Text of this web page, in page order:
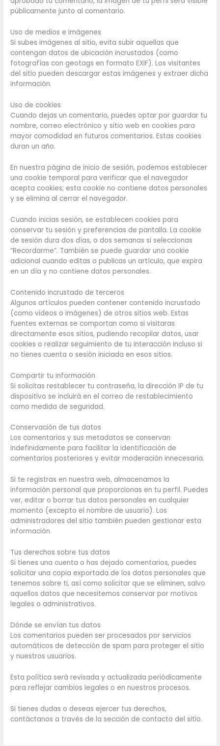
públicamente junto al comentario.
Uso de medios e imágenes
Si subes imágenes al sitio, evita subir aquellas que
contengan datos de ubicación incrustados (como
fotografías con geotags en formato EXIF). Los visitantes
del sitio pueden descargar estas imágenes y extraer dicha
información.
Uso de cookies
Cuando dejas un comentario, puedes optar por guardar tu
nombre, correo electrónico y sitio web en cookies para
mayor comodidad en futuros comentarios. Estas cookies
duran un año.
En nuestra página de inicio de sesión, podemos establecer
una cookie temporal para verificar que el navegador
acepta cookies; esta cookie no contiene datos personales
y se elimina al cerrar el navegador.
Cuando inicias sesión, se establecen cookies para
conservar tu sesión y preferencias de pantalla. La cookie
de sesión dura dos días, o dos semanas si seleccionas
“Recordarme”. También se puede guardar una cookie
adicional cuando editas o publicas un artículo, que expira
en un día y no contiene datos personales.
Contenido incrustado de terceros
Algunos artículos pueden contener contenido incrustado
(como videos o imágenes) de otros sitios web. Estas
fuentes externas se comportan como si visitaras
directamente esos sitios, pudiendo recopilar datos, usar
cookies o realizar seguimiento de tu interacción incluso si
no tienes cuenta o sesión iniciada en esos sitios.
Compartir tu información
Si solicitas restablecer tu contraseña, la dirección IP de tu
dispositivo se incluirá en el correo de restablecimiento
como medida de seguridad.
Conservación de tus datos
Los comentarios y sus metadatos se conservan
indefinidamente para facilitar la identificación de
comentarios posteriores y evitar moderación innecesaria.
Si te registras en nuestra web, almacenamos la
información personal que proporcionas en tu perfil. Puedes
ver, editar o borrar tus datos personales en cualquier
momento (excepto el nombre de usuario). Los
administradores del sitio también pueden gestionar esta
información.
Tus derechos sobre tus datos
Si tienes una cuenta o has dejado comentarios, puedes
solicitar una copia exportada de los datos personales que
tenemos sobre ti, así como solicitar que se eliminen, salvo
aquellos datos que necesitemos conservar por motivos
legales o administrativos.
Dónde se envían tus datos
Los comentarios pueden ser procesados por servicios
automáticos de detección de spam para proteger el sitio
y nuestros usuarios.
Esta política será revisada y actualizada periódicamente
para reflejar cambios legales o en nuestros procesos.
Si tienes dudas o deseas ejercer tus derechos,
contáctanos a través de la sección de contacto del sitio.